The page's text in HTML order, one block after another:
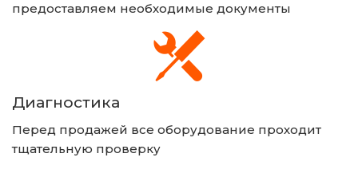
предоставляем необходимые документы
Диагностика
Перед продажей все оборудование проходит
тщательную проверку